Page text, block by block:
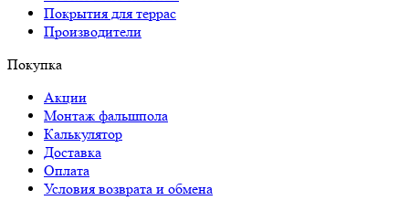
Покрытия для террас
Производители
Покупка
Акции
Монтаж фальшпола
Калькулятор
Доставка
Оплата
Условия возврата и обмена